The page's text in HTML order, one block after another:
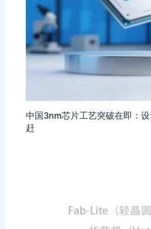
中国3nm芯片工艺突破在即：
赶